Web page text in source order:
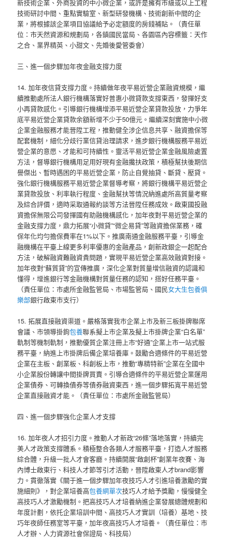
新技術企業、外商投資的中小微企業，或許是擁有市級或以上工程
技術研討中間、重點實驗室、新型研發機構、技術創新中間的企
業，將根據該企業項目協議給予必定額度的房錢補貼。（責任單
位：市天然資源和規劃局，各鎮國民當局、各園區內容標籤：天作
之合、業界精英、小甜文、先婚後愛管委會）
三、進一個步驟加年夜金融支撐力度
14. 加年夜信貸支撐力度。持續做年夜平易近營企業融資規模，繼
續推動處所法人銀行機構落實好普惠小微貸款支撐東西，發揮好支
小再貸款感化。引導銀行機構增添平易近營企業貸款投放，力爭年
底平易近營企業貸款余額新增不少于50億元。繼續深刻實施中小微
企業金融服務才能晉陞工程，推動健全涉企信息共享、融資擔保等
配套機制，細化分歧行業信貸治理請求，進步銀行機構服務平易近
營企業的意愿、才能和可持續性。靈活平易近營企業金融風險處置
方法，督導銀行機構用足用好現有金融攙扶政策，積極幫扶後期信
譽傑出、暫時遇困的平易近營企業，防止自覺抽貸、斷貸、壓貸。
強化銀行機構服務平易近營企業督導考察，將銀行機構平易近營企
業貸款投放、利率執行程度、金融幫扶等情況納進處所高質量考察
及綜合評價，適時采取通報約談等方法晉陞任務成效。啟東國投融
資擔保無限公司發揮國有助融機構感化，加年夜對平易近營企業的
金融支撐力度，鼎力拓展“小微貸”“微企易貸”等融資擔保業務，確
保年化均勻擔保費率在1%以下。推廣南通金融服務平臺，引導金
融機構在平臺上線更多利率優惠的金融產品，創新政銀企一起配合
方法，破解融資難融資貴問題，實現平易近營企業高效融資對接。
加年夜對“蘇質貸”的宣傳推廣，深化企業對質量增信融資的認識和
懂得，增進銀行等金融機構對質量任務的認知，搭好任務平臺。
（責任單位：市處所金融監管局、市場監管局、國民女大生包養俱
樂部銀行啟東市支行）
15. 拓展直接融資渠道。嚴格落實我市企業上市及新三板掛牌聯席
會議、市領導掛鉤包養聯系擬上市企業及擬上市掛牌企業“白名單”
軌制等機制軌制，推動優質企業注冊上市“好通”企業上市一站式服
務平臺，納進上市掛牌后備企業培養庫。鼓勵合適條件的平易近營
企業在主板、創業板、科創板上市，推動“專精特新”企業在全國中
小企業股份轉讓中間掛牌買賣。引導合適條件的平易近營企業運用
企業債券、可轉換債券等債券融資東西，進一個步驟拓寬平易近營
企業直接融資才能。（責任單位：市處所金融監管局）
四、進一個步驟強化企業人才支撐
16. 加年夜人才招引力度。推動人才新政“26條”落地落實，持續完
美人才政策支撐體系。積極整合各類人才服務平臺，打造人才服務
綜合體，升級一批人才會客廳。持續開展“啟創杯”創業年夜賽、海
內博士啟東行、科技人才節等引才活動，晉陞啟東人才brand影響
力。貫徹落實《關于進一個步驟加年夜技巧人才引進培養激勵的實
施細則》，對企業培養高包養網單次技巧人才給予獎勵，慢慢健全
高技巧人才激勵機制。把高技巧人才培養納進企業發展總體規劃和
年度計劃，依托企業培訓中間、高技巧人才實訓（培養）基地、技
巧年夜師任務室等平臺，加年夜高技巧人才培養。（責任單位：市
人才辦、人力資源社會保證局、科技局）